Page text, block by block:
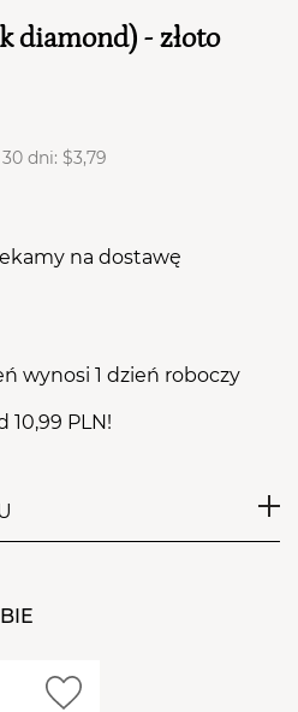
diamond) - złoto
dni: $3,79
na dostawę
wynosi 1 dzień roboczy
10,99 PLN!
barwione). Wykonane z
zawiera dwa